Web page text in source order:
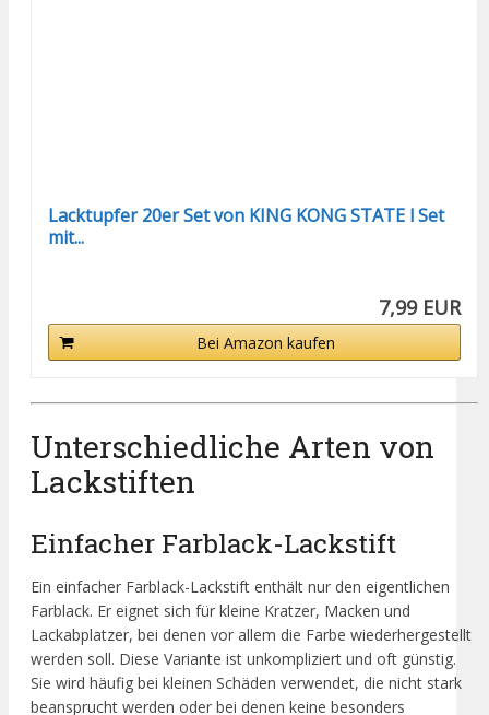
Lacktupfer 20er Set von KING KONG STATE l Set
mit...
7,99 EUR
Bei Amazon kaufen
Unterschiedliche Arten von
Lackstiften
Einfacher Farblack-Lackstift
Ein einfacher Farblack-Lackstift enthält nur den eigentlichen
Farblack. Er eignet sich für kleine Kratzer, Macken und
Lackabplatzer, bei denen vor allem die Farbe wiederhergestellt
werden soll. Diese Variante ist unkompliziert und oft günstig.
Sie wird häufig bei kleinen Schäden verwendet, die nicht stark
beansprucht werden oder bei denen keine besonders